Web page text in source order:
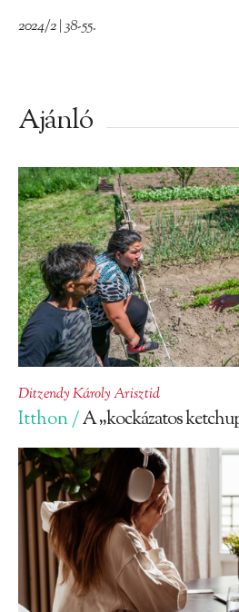
2024/2 | 38-55.
Ajánló
Ditzendy Károly Arisztid
Itthon /A „kockázatos